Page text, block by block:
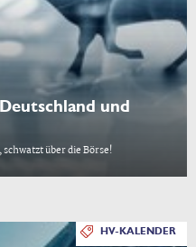
und
über die Börse!
HV-KALENDER